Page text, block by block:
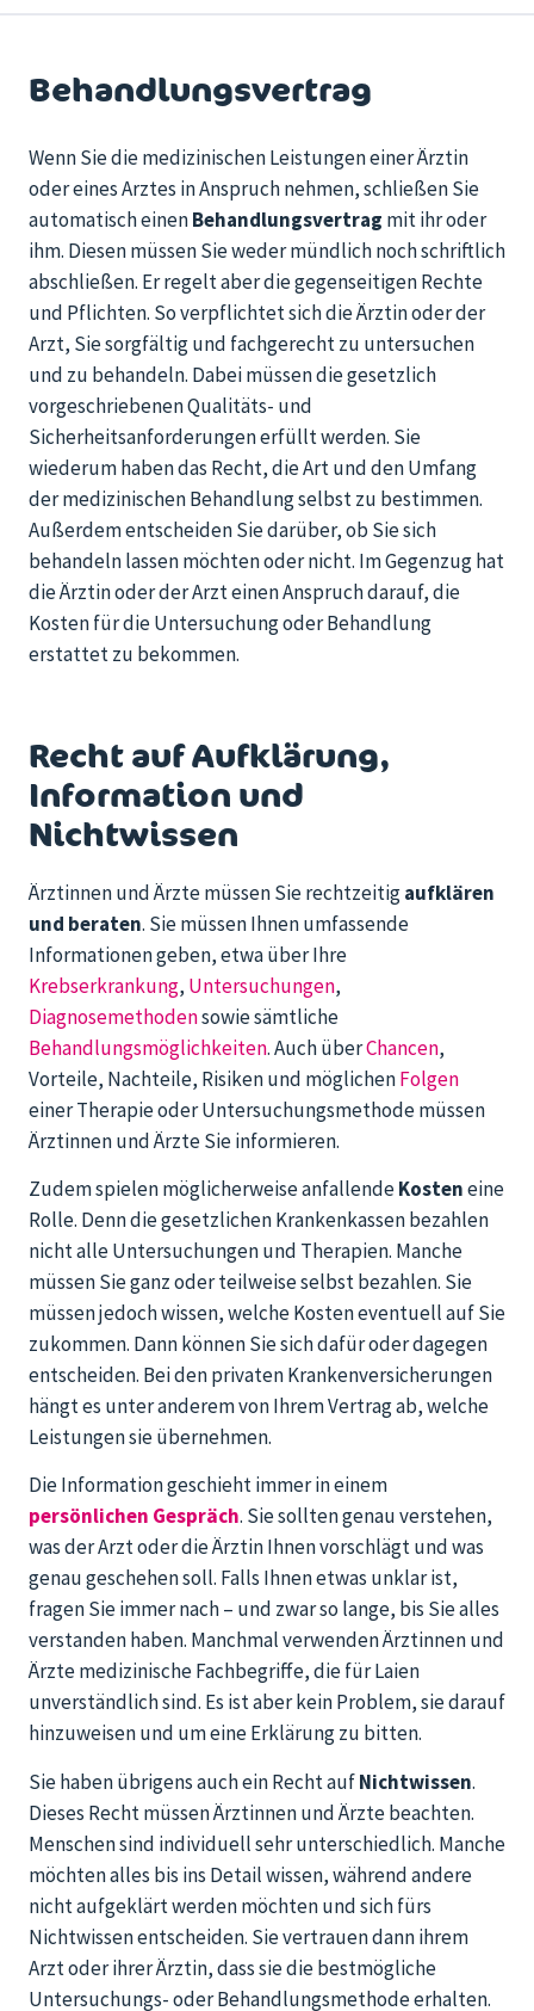
Behandlungsvertrag
Wenn Sie die medizinischen Leistungeneiner Ärztin
odereines Arztes in Anspruch nehmen, schließen Sie
automatisch einenBehandlungsvertrag mit ihroder
ihm. Diesen müssen Sie weder mündlich noch schriftlich
abschließen. Er regelt aber die gegenseitigen Rechte
und Pflichten. So verpflichtet sich die Ärztinoder der
Arzt, Sie sorgfältig und fachgerecht zu untersuchen
und zu behandeln. Dabei müssen die gesetzlich
vorgeschriebenen Qualitäts- und
Sicherheitsanforderungen erfüllt werden. Sie
wiederum haben das Recht, die Art und den Umfang
der medizinischen Behandlung selbst zu bestimmen.
Außerdem entscheiden Sie darüber, ob Sie sich
behandeln lassenmöchtenoder nicht. Im Gegenzug hat
die Ärztinoder der Arzteinen Anspruch darauf, die
Kosten für die Untersuchung oder Behandlung
erstattet zu bekommen.
Recht auf Aufklärung,
Information und
Nichtwissen
Ärztinnen und Ärzte müssen Sie rechtzeitigaufklären
und beraten. Sie müssen Ihnen umfassende
Informationen geben, etwa über Ihre
Krebserkrankung, Untersuchungen,
Diagnosemethodensowie sämtliche
Behandlungsmöglichkeiten. Auch überChancen,
Vorteile, Nachteile, Risiken und möglichenFolgen
einer Therapie oder Untersuchungsmethode müssen
Ärztinnen und Ärzte Sie informieren.
Zudem spielen möglicherweise anfallendeKosteneine
Rolle. Denn die gesetzlichen Krankenkassen bezahlen
nicht alle Untersuchungen und Therapien. Manche
müssen Sie ganz oder teilweise selbst bezahlen. Sie
müssen jedoch wissen, welche Kosten eventuell auf Sie
zukommen. Dann können Sie sich dafür oder dagegen
entscheiden. Bei den privaten Krankenversicherungen
hängt es unter anderem von Ihrem Vertrag ab, welche
Leistungen sie übernehmen.
Die Information geschieht immer in einem
persönlichen Gespräch. Sie sollten genau verstehen,
was der Arzt oder die Ärztin Ihnen vorschlägt und was
genau geschehen soll. Falls Ihnen etwas unklar ist,
fragen Sie immer nach – und zwar so lange, bis Sie alles
verstanden haben. Manchmal verwenden Ärztinnen und
Ärzte medizinische Fachbegriffe, die für Laien
unverständlich sind. Es ist aber kein Problem, sie darauf
hinzuweisen und um eine Erklärung zu bitten.
Sie haben übrigens auch ein Recht aufNichtwissen.
Dieses Recht müssen Ärztinnen und Ärzte beachten.
Menschen sind individuell sehr unterschiedlich. Manche
möchten alles bis ins Detail wissen, während andere
nicht aufgeklärt werden möchten und sich fürs
Nichtwissen entscheiden. Sie vertrauen dann ihrem
Arzt oder ihrer Ärztin, dass sie die bestmögliche
Untersuchungs- oder Behandlungsmethode erhalten.